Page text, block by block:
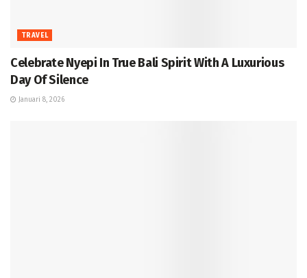
TRAVEL
Celebrate Nyepi In True Bali Spirit With A Luxurious
Day Of Silence
Januari 8, 2026